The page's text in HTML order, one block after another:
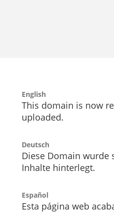
English
This domain is now
uploaded.
Deutsch
Diese Domain wurde
Inhalte hinterlegt.
Español
Esta página web